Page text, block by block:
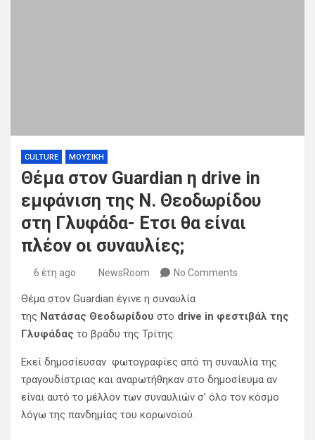
CULTURE ΜΟΥΣΙΚΗ
Θέμα στον Guardian η drive in
εμφάνιση της Ν. Θεοδωρίδου
στη Γλυφάδα- Eτσι θα είναι
πλέον οι συναυλίες;
6 έτη ago NewsRoom No Comments
Θέμα στον Guardian έγινε η συναυλία
της Νατάσας Θεοδωρίδου στο drive in φεστιβάλ της
Γλυφάδας το βράδυ της Τρίτης.
Εκεί δημοσίευσαν φωτογραφίες από τη συναυλία της
τραγουδίστριας και αναρωτήθηκαν στο δημοσίευμα αν
είναι αυτό το μέλλον των συναυλιών σ’ όλο τον κόσμο
λόγω της πανδημίας του κορωνοϊού.